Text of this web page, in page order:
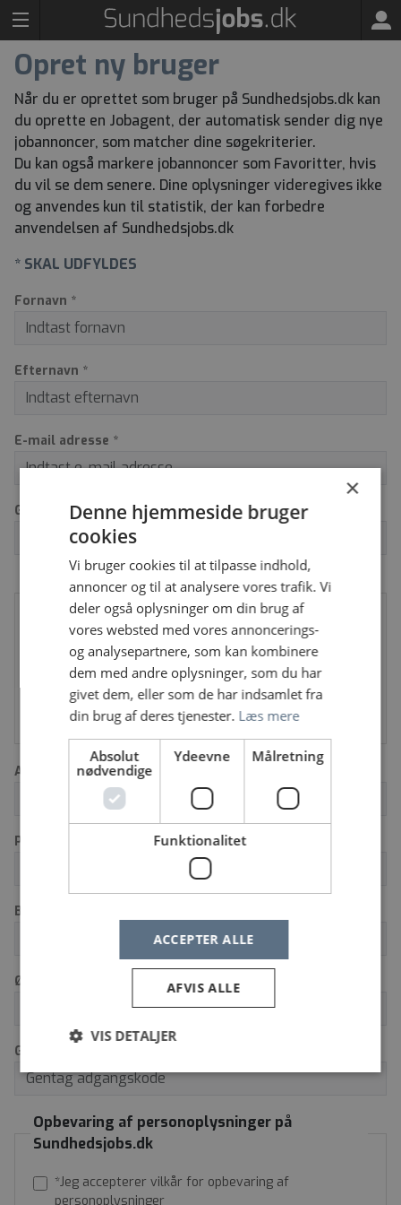
Opret ny bruger
Når du er oprettet som bruger på Sundhedsjobs.dk kan
du oprette en Jobagent, der automatisk sender dig nye
jobannoncer, som matcher dine søgekriterier.
Du kan også markere jobannoncer som Favoritter, hvis
du vil se dem senere. Dine oplysninger videregives ikke
og anvendes kun til statistik, der kan forbedre
anvendelsen af Sundhedsjobs.dk
* SKAL UDFYLDES
Fornavn *
Efternavn *
E-mail adresse *
Gentag e-mail *
Modtag jobrelateret information fra
Sundhedsjobs.dk
Du accepterer at vi må sende dig informationer fra
Sundhedsjobs.dk
Din e-mail-adresse bliver ikke givet videre til trediepart.
Adresse
Postnummer
By
Ønsket adgangskode *
Gentag adgangskode *
Opbevaring af personoplysninger på
Sundhedsjobs.dk
*Jeg accepterer vilkår for opbevaring af
personoplysninger
×
Denne hjemmeside bruger
cookies
Vi bruger cookies til at tilpasse indhold,
annoncer og til at analysere vores trafik. Vi
deler også oplysninger om din brug af
vores websted med vores annoncerings-
og analysepartnere, som kan kombinere
dem med andre oplysninger, som du har
givet dem, eller som de har indsamlet fra
din brug af deres tjenester. Læs mere
Absolut
nødvendige
Ydeevne Målretning
Funktionalitet
ACCEPTER ALLE
AFVIS ALLE
VIS DETALJER